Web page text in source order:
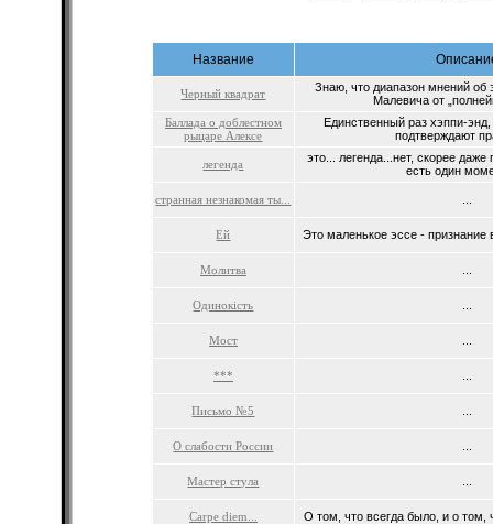
Название
Черный квадрат
Знаю, что диапазон мнений об
Малевича от
Баллада о доблестном
рыцаре Алексе
Единственный раз хэппи-
подтверждают
легенда
это... легенда...нет, скорее
есть один
странная незнакомая ты...
Ей Это маленькое эссе -
Молитва
Одинокість
Мост
***
Письмо №5
О слабости России
Мастер стула
Carpe diem... О том, что всегда было, и о том,